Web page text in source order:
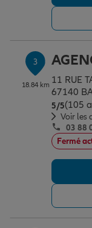
Garantie des
Assurance
Protection
Tous nos devis
3
18.84 km 11 RUE
67140
5/5Note de 5
(105
Voir les
03 88
Fermé